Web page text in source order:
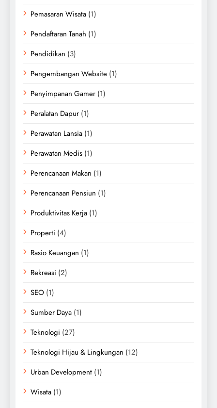
Pemasaran Wisata (1)
Pendaftaran Tanah (1)
Pendidikan (3)
Pengembangan Website (1)
Penyimpanan Gamer (1)
Peralatan Dapur (1)
Perawatan Lansia (1)
Perawatan Medis (1)
Perencanaan Makan (1)
Perencanaan Pensiun (1)
Produktivitas Kerja (1)
Properti (4)
Rasio Keuangan (1)
Rekreasi (2)
SEO (1)
Sumber Daya (1)
Teknologi (27)
Teknologi Hijau & Lingkungan (12)
Urban Development (1)
Wisata (1)